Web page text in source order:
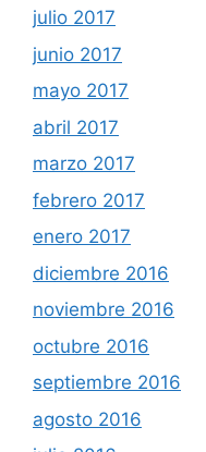
julio 2017
junio 2017
mayo 2017
abril 2017
marzo 2017
febrero 2017
enero 2017
diciembre 2016
noviembre 2016
octubre 2016
septiembre 2016
agosto 2016